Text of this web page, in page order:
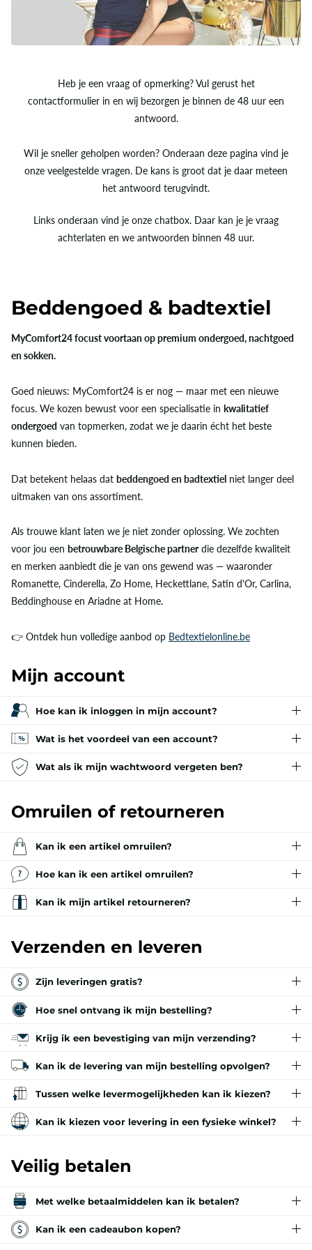
Heb je een vraag of opmerking? Vul gerust het
contactformulier in en wij bezorgen je binnen de 48 uur een
antwoord.
Wil je sneller geholpen worden? Onderaan deze pagina vind je
onze veelgestelde vragen. De kans is groot dat je daar meteen
het antwoord terugvindt.
Links onderaan vind je onze chatbox. Daar kan je je vraag
achterlaten en we antwoorden binnen 48 uur.
Beddengoed & badtextiel
MyComfort24 focust voortaan op premium ondergoed, nachtgoed
en sokken.
Goed nieuws: MyComfort24 is er nog — maar met een nieuwe
focus. We kozen bewust voor een specialisatie in kwalitatief
ondergoed van topmerken, zodat we je daarin écht het beste
kunnen bieden.
Dat betekent helaas dat beddengoed en badtextiel niet langer deel
uitmaken van ons assortiment.
Als trouwe klant laten we je niet zonder oplossing. We zochten
voor jou een betrouwbare Belgische partnerdie dezelfde kwaliteit
en merken aanbiedt die je van ons gewend was — waaronder
Romanette, Cinderella, Zo Home, Heckettlane, Satin d'Or, Carlina,
Beddinghouse en Ariadne at Home.
👉 Ontdek hun volledige aanbod op Bedtextielonline.be
Mijn account
Hoe kan ik inloggen in mijn account?
Wat is het voordeel van een account?
Wat als ik mijn wachtwoord vergeten ben?
Omruilen of retourneren
Kan ik een artikel omruilen?
Hoe kan ik een artikel omruilen?
Kan ik mijn artikel retourneren?
Verzenden en leveren
Zijn leveringen gratis?
Hoe snel ontvang ik mijn bestelling?
Krijg ik een bevestiging van mijn verzending?
Kan ik de levering van mijn bestelling opvolgen?
Tussen welke levermogelijkheden kan ik kiezen?
Kan ik kiezen voor levering in een fysieke winkel?
Veilig betalen
Met welke betaalmiddelen kan ik betalen?
Kan ik een cadeaubon kopen?